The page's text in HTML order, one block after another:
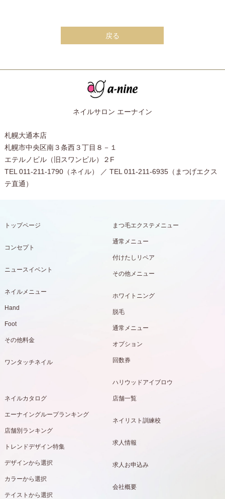
戻る
ネイルサロン エーナイン
札幌大通本店
札幌市中央区南３条西３丁目８－１
エテルノビル（旧スワンビル）２F
TEL 011-211-1790（ネイル） ／ TEL 011-211-6935（まつげエクス
テ直通）
トップページ
コンセプト
ニュースイベント
ネイルメニュー
Hand
Foot
その他料金
ワンタッチネイル
まつ毛エクステメニュー
通常メニュー
付けたしリペア
その他メニュー
ホワイトニング
脱毛
通常メニュー
オプション
回数券
ハリウッドアイブロウ
ネイルカタログ
エーナイングループランキング
店舗別ランキング
トレンドデザイン特集
デザインから選択
カラーから選択
テイストから選択
店舗一覧
ネイリスト訓練校
求人情報
求人お申込み
会社概要